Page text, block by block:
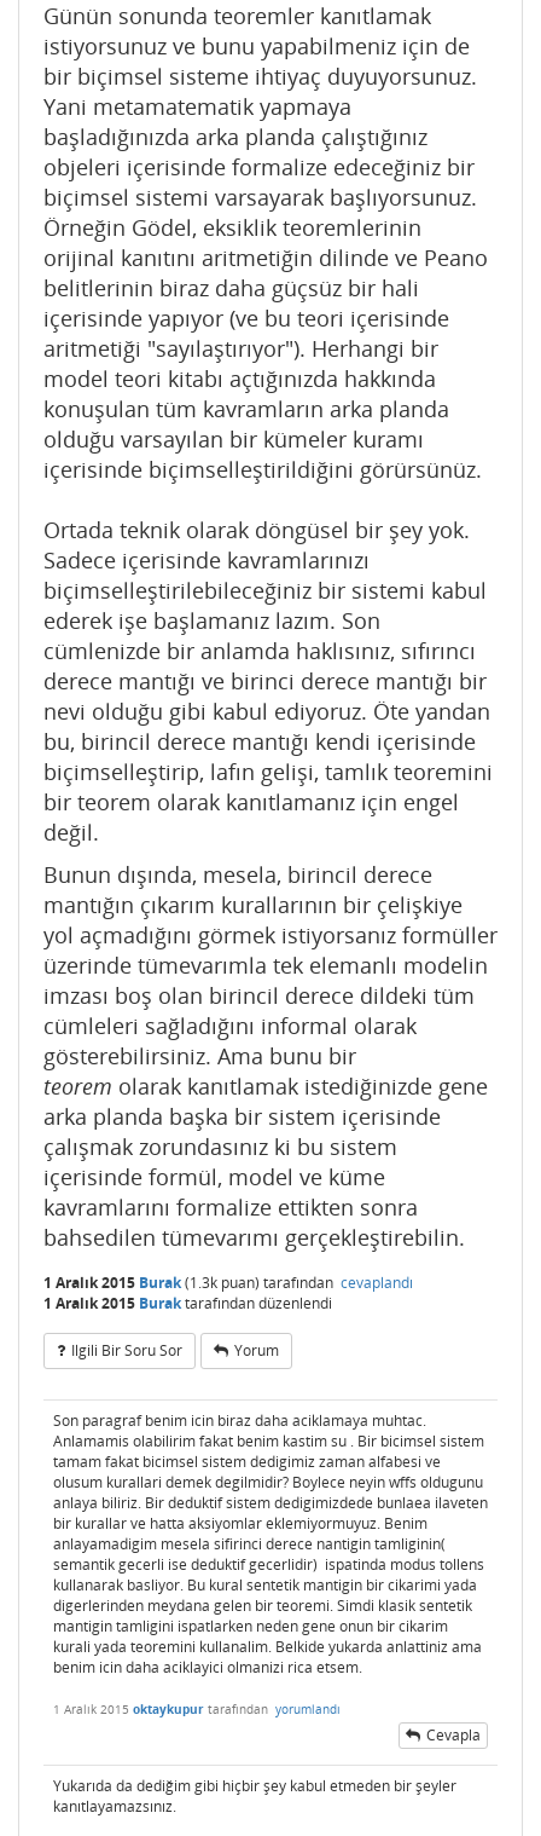
Günün sonunda teoremler kanıtlamak
istiyorsunuz ve bunu yapabilmeniz için de
bir biçimsel sisteme ihtiyaç duyuyorsunuz.
Yani metamatematik yapmaya
başladığınızda arka planda çalıştığınız
objeleri içerisinde formalize edeceğiniz bir
biçimsel sistemi varsayarak başlıyorsunuz.
Örneğin Gödel, eksiklik teoremlerinin
orijinal kanıtını aritmetiğin dilinde ve Peano
belitlerinin biraz daha güçsüz bir hali
içerisinde yapıyor (ve bu teori içerisinde
aritmetiği "sayılaştırıyor"). Herhangi bir
model teori kitabı açtığınızda hakkında
konuşulan tüm kavramların arka planda
olduğu varsayılan bir kümeler kuramı
içerisinde biçimselleştirildiğini görürsünüz.
Ortada teknik olarak döngüsel bir şey yok.
Sadece içerisinde kavramlarınızı
biçimselleştirilebileceğiniz bir sistemi kabul
ederek işe başlamanız lazım. Son
cümlenizde bir anlamda haklısınız, sıfırıncı
derece mantığı ve birinci derece mantığı bir
nevi olduğu gibi kabul ediyoruz. Öte yandan
bu, birincil derece mantığı kendi içerisinde
biçimselleştirip, lafın gelişi, tamlık teoremini
bir teorem olarak kanıtlamanız için engel
değil.
Bunun dışında, mesela, birincil derece
mantığın çıkarım kurallarının bir çelişkiye
yol açmadığını görmek istiyorsanız formüller
üzerinde tümevarımla tek elemanlı modelin
imzası boş olan birincil derece dildeki tüm
cümleleri sağladığını informal olarak
gösterebilirsiniz. Ama bunu bir
teorem olarak kanıtlamak istediğinizde gene
arka planda başka bir sistem içerisinde
çalışmak zorundasınız ki bu sistem
içerisinde formül, model ve küme
kavramlarını formalize ettikten sonra
bahsedilen tümevarımı gerçekleştirebilin.
1 Aralık 2015 Burak(1.3k puan) tarafından cevaplandı
1 Aralık 2015 Buraktarafındandüzenlendi
Ilgili Bir Soru Sor Yorum
Son paragraf benim icin biraz daha aciklamaya muhtac.
Anlamamis olabilirim fakat benim kastim su . Bir bicimsel sistem
tamam fakat bicimsel sistem dedigimiz zaman alfabesi ve
olusum kurallari demek degilmidir? Boylece neyin wffs oldugunu
anlaya biliriz. Bir deduktif sistem dedigimizdede bunlaea ilaveten
bir kurallar ve hatta aksiyomlar eklemiyormuyuz. Benim
anlayamadigim mesela sifirinci derece nantigin tamliginin(
semantik gecerli ise deduktif gecerlidir) ispatinda modus tollens
kullanarak basliyor. Bu kural sentetik mantigin bir cikarimi yada
digerlerinden meydana gelen bir teoremi. Simdi klasik sentetik
mantigin tamligini ispatlarken neden gene onun bir cikarim
kurali yada teoremini kullanalim. Belkide yukarda anlattiniz ama
benim icin daha aciklayici olmanizi rica etsem.
1 Aralık 2015 oktaykupur tarafından yorumlandı
Cevapla
Yukarıda da dediğim gibi hiçbir şey kabul etmeden bir şeyler
kanıtlayamazsınız.